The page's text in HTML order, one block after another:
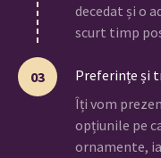
decedat și o
scurt timp
03
Preferințe și
Îți vom
opțiunile pe
ornamente,